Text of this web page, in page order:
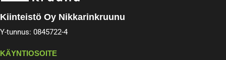
Kiinteistö Oy Nikkarinkruunu
Y-tunnus: 0845722-4
KÄYNTIOSOITE